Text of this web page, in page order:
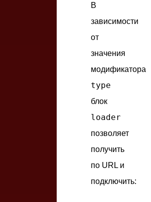
В
зависимости
от
значения
модификатора
type
блок
loader
позволяет
получить
по URL и
подключить: